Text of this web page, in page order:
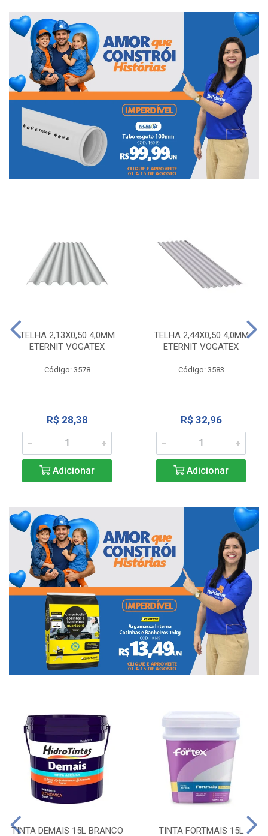
TELHA 2,13X0,50 4,0MM
ETERNIT VOGATEX
Código: 3578
R$ 28,38
Adicionar
TELHA 2,44X0,50 4,0MM
ETERNIT VOGATEX
Código: 3583
R$ 32,96
Adicionar
TINTA DEMAIS 15L BRANCO TINTA FORTMAIS 15L